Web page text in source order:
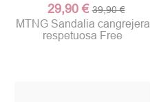
29,90 € 39,90 €
MTNG Sandalia cangrejera
respetuosa Free